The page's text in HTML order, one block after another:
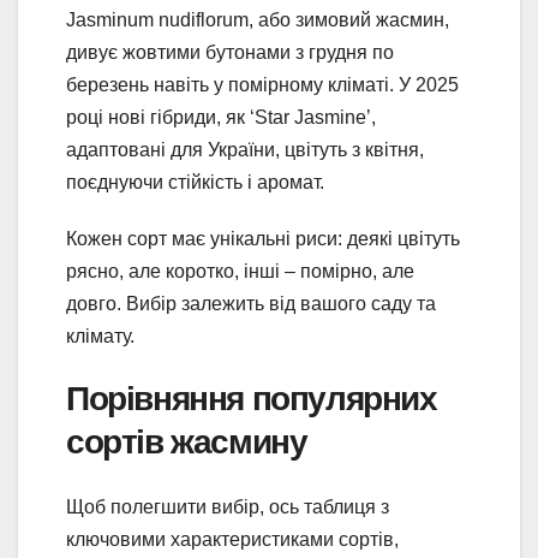
Jasminum nudiflorum, або зимовий жасмин,
дивує жовтими бутонами з грудня по
березень навіть у помірному кліматі. У 2025
році нові гібриди, як ‘Star Jasmine’,
адаптовані для України, цвітуть з квітня,
поєднуючи стійкість і аромат.
Кожен сорт має унікальні риси: деякі цвітуть
рясно, але коротко, інші – помірно, але
довго. Вибір залежить від вашого саду та
клімату.
Порівняння популярних
сортів жасмину
Щоб полегшити вибір, ось таблиця з
ключовими характеристиками сортів,